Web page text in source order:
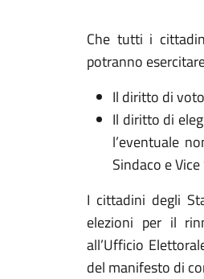
Che tutti i
potranno
Il diritto di
Il diritto di
l’eventuale
Sindaco e
I cittadini degli
elezioni per il
all’Ufficio
del manifesto di